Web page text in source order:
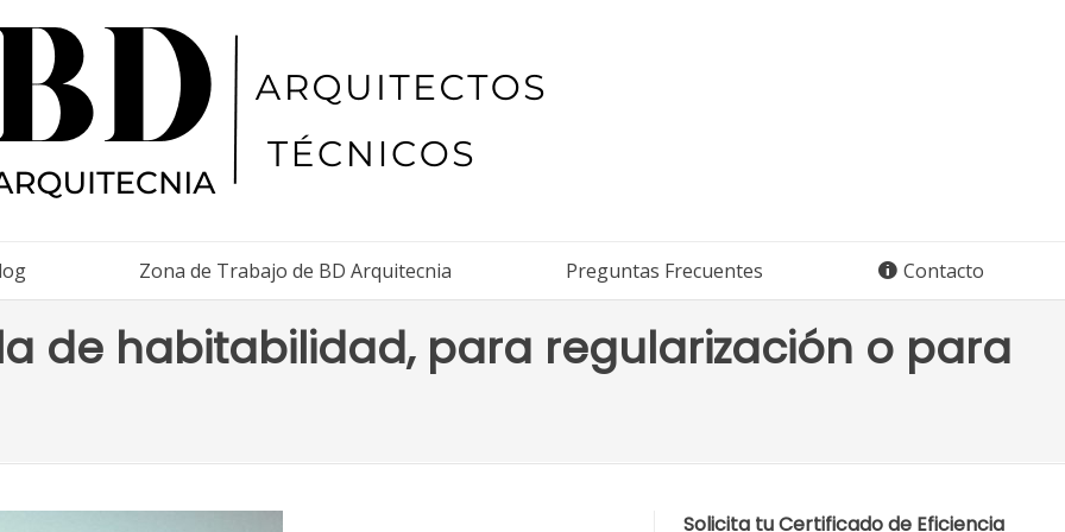
Zona de Trabajo de BD Arquitecnia Preguntas Frecuentes Contacto
de habitabilidad, para regularización o para
Solicita tu Certificado de Eficiencia